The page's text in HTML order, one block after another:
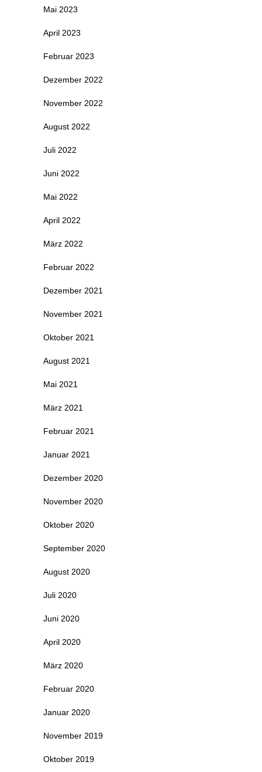
Mai 2023
April 2023
Februar 2023
Dezember 2022
November 2022
August 2022
Juli 2022
Juni 2022
Mai 2022
April 2022
März 2022
Februar 2022
Dezember 2021
November 2021
Oktober 2021
August 2021
Mai 2021
März 2021
Februar 2021
Januar 2021
Dezember 2020
November 2020
Oktober 2020
September 2020
August 2020
Juli 2020
Juni 2020
April 2020
März 2020
Februar 2020
Januar 2020
November 2019
Oktober 2019